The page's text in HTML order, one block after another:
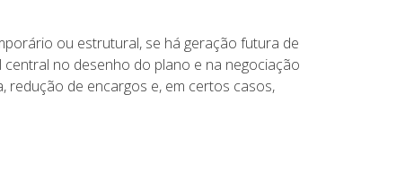
ou estrutural, se há geração futura de
no desenho do plano e na negociação
redução de encargos e, em certos casos,